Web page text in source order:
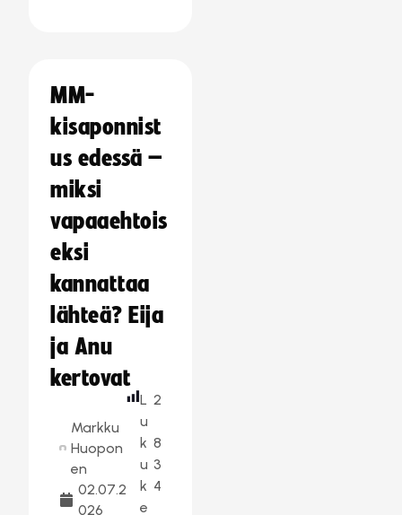
MM-
kisaponnist
us edessä –
miksi
vapaaehtois
eksi
kannattaa
lähteä? Eija
ja Anu
kertovat
Markku
Huopon
en
02.07.2
026
L
u
k
u
k
e
2
8
3
4